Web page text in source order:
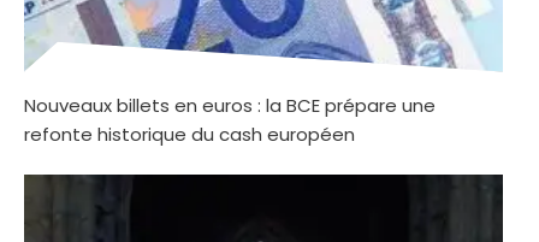
Nouveaux billets en euros : la BCE prépare une
refonte historique du cash européen